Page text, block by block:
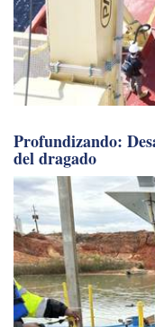
Profundizando:
del dragado